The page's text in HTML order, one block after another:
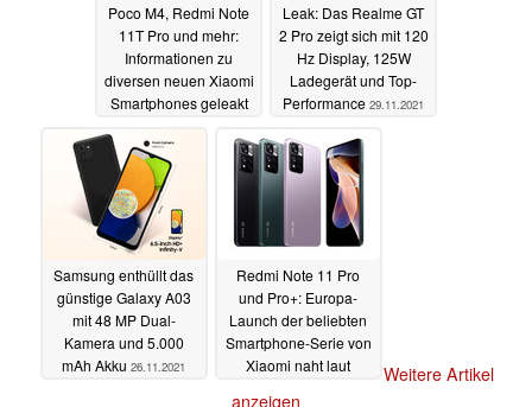
Poco M4, Redmi Note
11T Pro und mehr:
Informationen zu
diversen neuen Xiaomi
Smartphones geleakt
Leak: Das Realme GT
2 Pro zeigt sich mit 120
Hz Display, 125W
Ladegerät und Top-
Performance 29.11.2021
Samsung enthüllt das
günstige Galaxy A03
mit 48 MP Dual-
Kamera und 5.000
mAh Akku 26.11.2021
Redmi Note 11 Pro
und Pro+: Europa-
Launch der beliebten
Smartphone-Serie von
Xiaomi naht laut
Weitere Artikel
anzeigen